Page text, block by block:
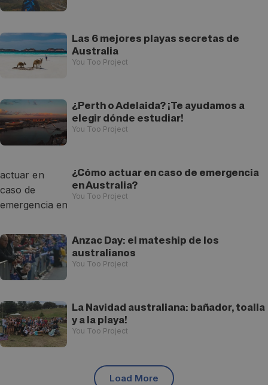
Las 6 mejores playas secretas de
Australia
You Too Project
¿Perth o Adelaida? ¡Te ayudamos a
elegir dónde estudiar!
You Too Project
¿Cómo actuar en caso de emergencia
en Australia?
You Too Project
Anzac Day: el mateship de los
australianos
You Too Project
La Navidad australiana: bañador, toalla
y a la playa!
You Too Project
Load More